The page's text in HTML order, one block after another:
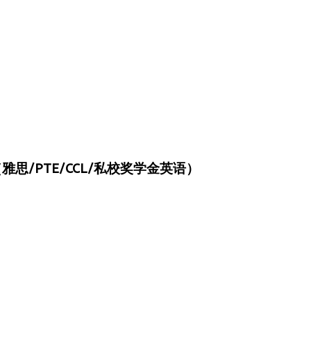
思/PTE/CCL/私校奖学金英语）